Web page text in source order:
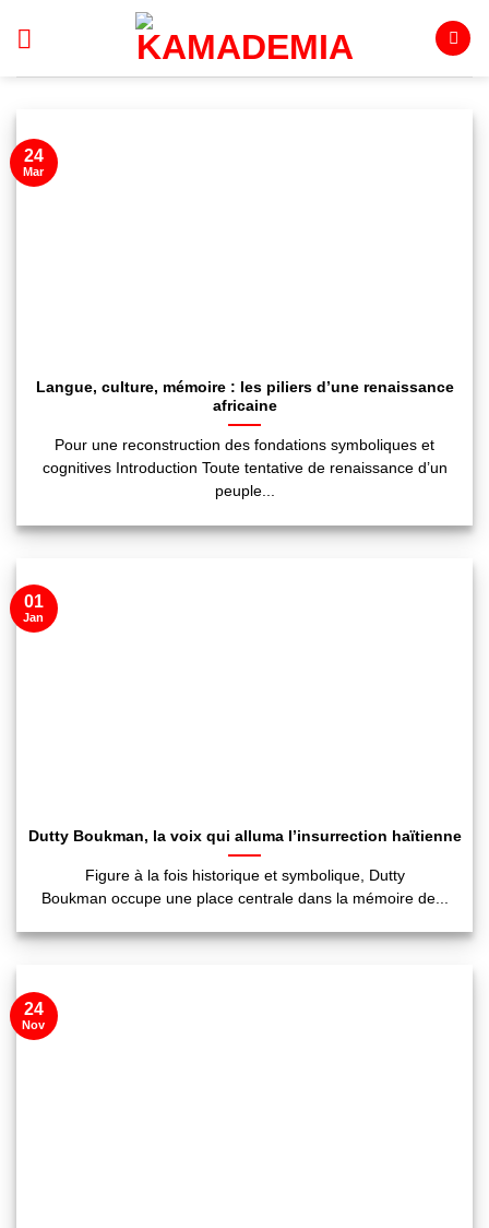
Langue, culture, mémoire : les piliers d’une renaissance
africaine
Pour une reconstruction des fondations symboliques et
cognitives Introduction Toute tentative de renaissance d’un
peuple...
24
Mar
Dutty Boukman, la voix qui alluma l’insurrection haïtienne
Figure à la fois historique et symbolique, Dutty
Boukman occupe une place centrale dans la mémoire de...
01
Jan
24
Nov